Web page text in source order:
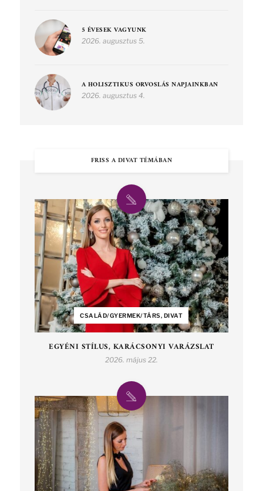
5 ÉVESEK VAGYUNK
2026. augusztus 5.
A HOLISZTIKUS ORVOSLÁS NAPJAINKBAN
2026. augusztus 4.
FRISS A DIVAT TÉMÁBAN
CSALÁD/GYERMEK/TÁRS, DIVAT
EGYÉNI STÍLUS, KARÁCSONYI VARÁZSLAT
2026. május 22.